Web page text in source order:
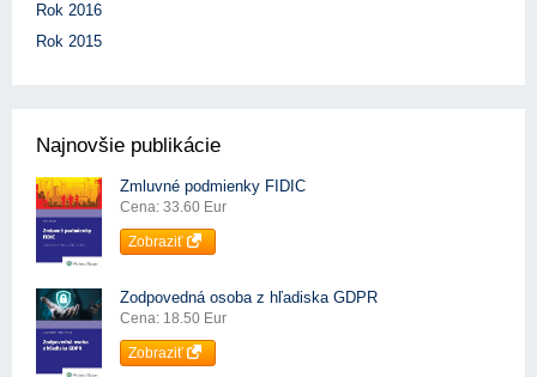
Rok 2016
Rok 2015
Najnovšie publikácie
Zmluvné podmienky FIDIC
Cena: 33.60 Eur
Zobraziť
Zodpovedná osoba z hľadiska GDPR
Cena: 18.50 Eur
Zobraziť